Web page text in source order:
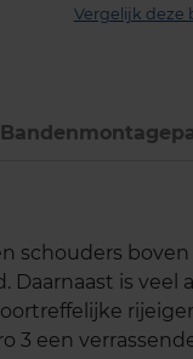
Vergelijk deze
schouders
Daarnaast is veel
3 een